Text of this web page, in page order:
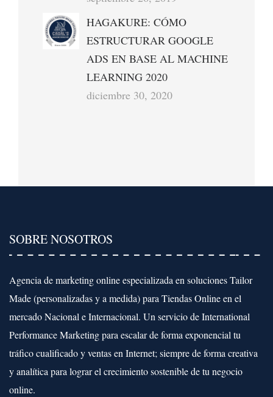
HAGAKURE: CÓMO
ESTRUCTURAR GOOGLE
ADS EN BASE AL MACHINE
LEARNING 2020
diciembre 30, 2020
SOBRE NOSOTROS
Agencia de marketing online especializada en soluciones Tailor
Made (personalizadas y a medida) para Tiendas Online en el
mercado Nacional e Internacional. Un servicio de International
Performance Marketing para escalar de forma exponencial tu
tráfico cualificado y ventas en Internet; siempre de forma creativa
y analítica para lograr el crecimiento sostenible de tu negocio
online.